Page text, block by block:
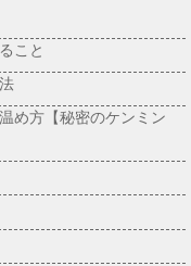
こと
め方【秘密のケンミン